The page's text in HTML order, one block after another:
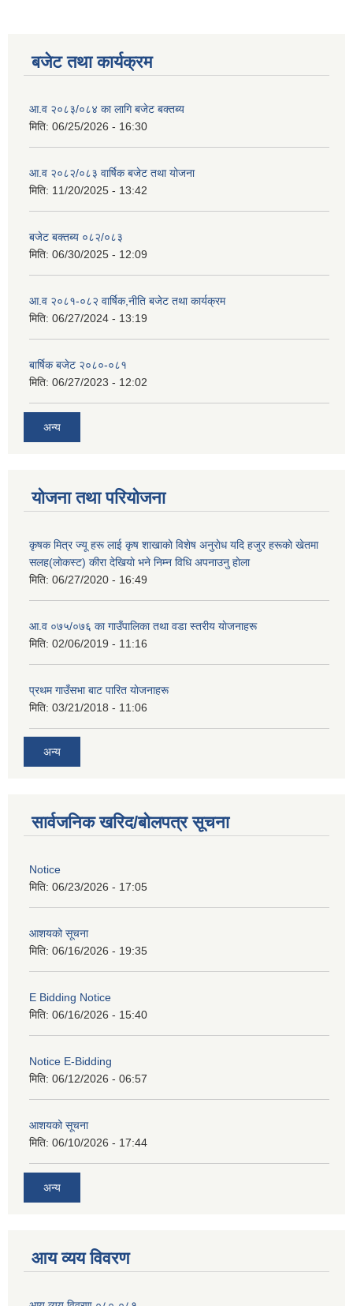
बजेट तथा कार्यक्रम
आ.व २०८३/०८४ का लागि बजेट बक्तब्य
मिति: 06/25/2026 - 16:30
आ.व २०८२/०८३ वार्षिक बजेट तथा योजना
मिति: 11/20/2025 - 13:42
बजेट बक्तब्य ०८२/०८३
मिति: 06/30/2025 - 12:09
आ.व २०८१-०८२ वार्षिक,नीति बजेट तथा कार्यक्रम
मिति: 06/27/2024 - 13:19
बार्षिक बजेट २०८०-०८१
मिति: 06/27/2023 - 12:02
अन्य
योजना तथा परियोजना
कृषक मित्र ज्यू हरू लाई कृष शाखाकाे विशेष अनुराेध यदि हजुर हरूकाे खेतमा
सलह(लाेकस्ट) कीरा देखियाे भने निम्न विधि अपनाउनु हाेला
मिति: 06/27/2020 - 16:49
आ‍.व ०७५/०७६ का गाउँपालिका तथा वडा स्तरीय याेजनाहरू
मिति: 02/06/2019 - 11:16
प्रथम गाउँसभा बाट पारित याेजनाहरू
मिति: 03/21/2018 - 11:06
अन्य
सार्वजनिक खरिद/बोलपत्र सूचना
Notice
मिति: 06/23/2026 - 17:05
आशयको सूचना
मिति: 06/16/2026 - 19:35
E Bidding Notice
मिति: 06/16/2026 - 15:40
Notice E-Bidding
मिति: 06/12/2026 - 06:57
आशयको सूचना
मिति: 06/10/2026 - 17:44
अन्य
आय व्यय विवरण